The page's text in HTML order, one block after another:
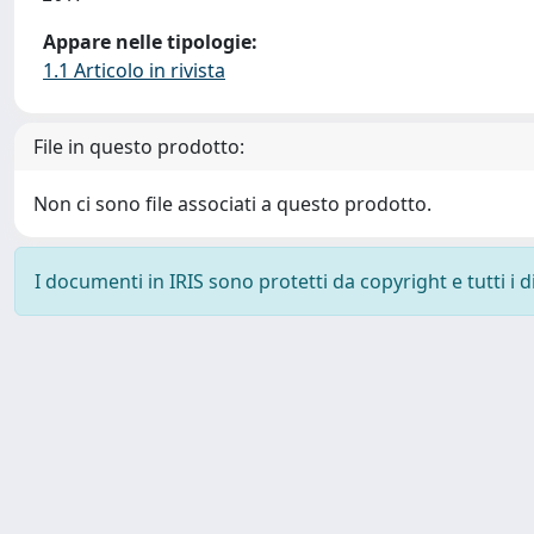
Appare nelle tipologie:
1.1 Articolo in rivista
File in questo prodotto:
Non ci sono file associati a questo prodotto.
I documenti in IRIS sono protetti da copyright e tutti i